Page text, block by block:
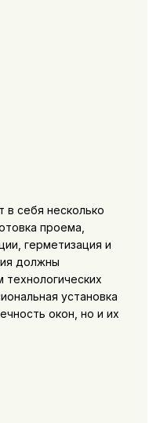
в себя несколько
проема,
герметизация и
должны
установка
окон, но и их